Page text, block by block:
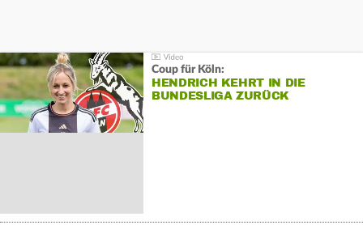
Coup für Köln:
HENDRICH KEHRT IN DIE
BUNDESLIGA ZURÜCK